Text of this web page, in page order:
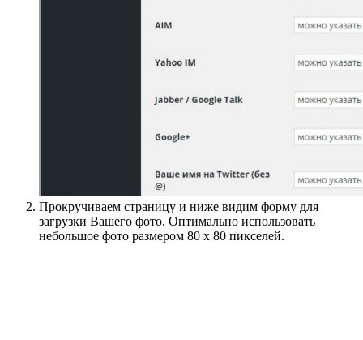
Прокручиваем страницу и ниже видим форму для
загрузки Вашего фото. Оптимально использовать
небольшое фото размером 80 х 80 пикселей.